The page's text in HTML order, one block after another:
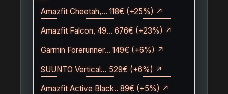
Amazfit Cheetah,… 118€ (+25%) ↗
Amazfit Falcon, 49… 676€ (+23%) ↗
Garmin Forerunner… 149€ (+6%) ↗
SUUNTO Vertical… 529€ (+6%) ↗
Amazfit Active Black.. 89€ (+5%) ↗